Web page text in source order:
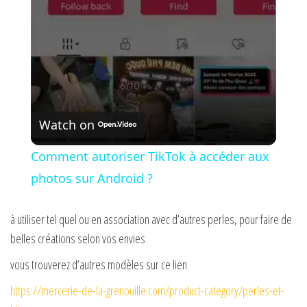
y
i
o
Watch on
Comment autoriser TikTok à accéder aux
photos sur Android ?
à utiliser tel quel ou en association avec d’autres perles, pour faire de
belles créations selon vos envies
vous trouverez d’autres modèles sur ce lien
https://mercerie-de-la-grenouille.com/product-category/perles-et-